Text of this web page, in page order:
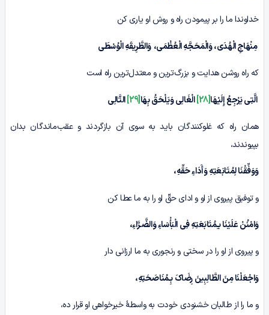
خداوندا ما را بر پیمودن راه و روش او یاری کن
مِنْهَاجِ الْهُدَى، وَالْمَحَجَّهِ الْعُظْمَى، وَالطَّرِیقَهِ الْوُسْطَى
که راه روشن هدایت و بزرگ‌ترین و معتدل‌ترین راه است
الَّتِی یَرْجِعُ إِلَیْهَا[28] الْغَالِی وَیَلْحَقُ بِهَا[29] التَّالِی
همان راه که غلوکنندگان باید به سوى آن بازگردند و عقب‌ماندگان بدان
بپیوندند،
وَوَفِّقْنَا لِمُتَابَعَتِهِ وَأَدَاءِ حَقِّهِ،
و توفیق پیروى از او و اداى حقّ او را به ما عطا کن
وَامْنُنْ عَلَیْنَا بـِمُتَابَعَتِهِ فِی الْبَأْسَاءِ وَالضَّـرَّاءِ،
و پیروی از او را در سختى و رنجورى به ما ارزانی دار
وَاجْعَلْنَا مِنَ الطَّالِبِینَ رِضَاکَ بِـمُنَاصَحَتِهِ،
و ما را از طالبان خشنودى خودت به واسطۀ خیرخواهى او قرار ده،